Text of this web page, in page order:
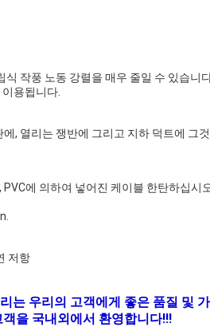
작풍 노동 강렬을 매우 줄일 수 있습
용됩니다.
, 열리는 쟁반에 그리고 지하 덕트에 그
에 의하여 넣어진 케이블 한탄하십시
저항
는 우리의 고객에게 좋은 품질 및
을 국내외에서 환영합니다!!!